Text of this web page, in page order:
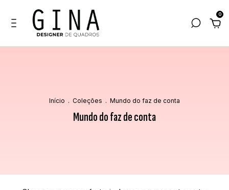
0
Início . Coleções . Mundo do faz de conta
Mundo do faz de conta